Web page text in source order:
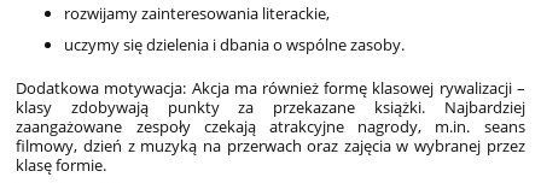
rozwijamy zainteresowania literackie,
uczymy się dzielenia i dbania o wspólne zasoby.
Dodatkowa motywacja: Akcja ma również formę klasowej rywalizacji –
klasy zdobywają punkty za przekazane książki. Najbardziej
zaangażowane zespoły czekają atrakcyjne nagrody, m.in. seans
filmowy, dzień z muzyką na przerwach oraz zajęcia w wybranej przez
klasę formie.